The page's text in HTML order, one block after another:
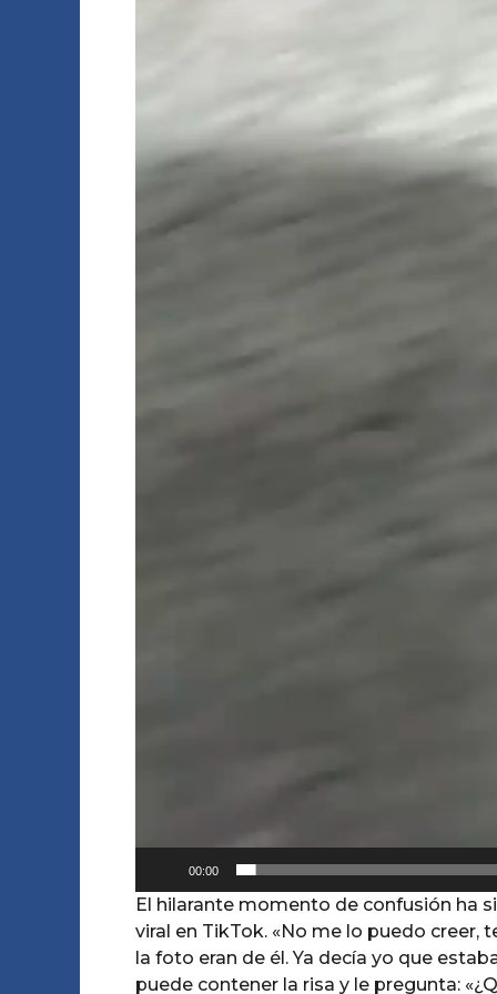
00:00
El hilarante momento de confusión ha
viral en TikTok. «No me lo puedo creer,
la foto eran de él. Ya decía yo que
puede contener la risa y le pregunta: